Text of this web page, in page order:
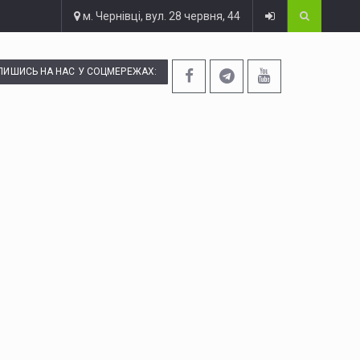
м. Чернівці, вул. 28 червня, 44
НА НАС У СОЦМЕРЕЖАХ: